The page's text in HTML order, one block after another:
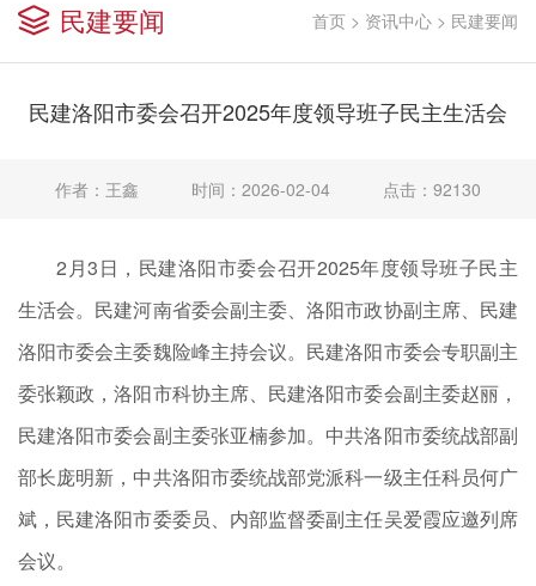
民建要闻 首页 > 资讯中心 > 民建要闻
民建洛阳市委会召开2025年度领导班子民主生活会
作者：王鑫 时间：2026-02-04 点击：92130
2月3日，民建洛阳市委会召开2025年度领导班子民主
生活会。民建河南省委会副主委、洛阳市政协副主席、民建
洛阳市委会主委魏险峰主持会议。民建洛阳市委会专职副主
委张颖政，洛阳市科协主席、民建洛阳市委会副主委赵丽，
民建洛阳市委会副主委张亚楠参加。中共洛阳市委统战部副
部长庞明新，中共洛阳市委统战部党派科一级主任科员何广
斌，民建洛阳市委委员、内部监督委副主任吴爱霞应邀列席
会议。